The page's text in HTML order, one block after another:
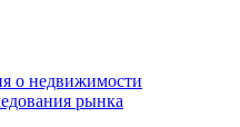
о недвижимости
рынка